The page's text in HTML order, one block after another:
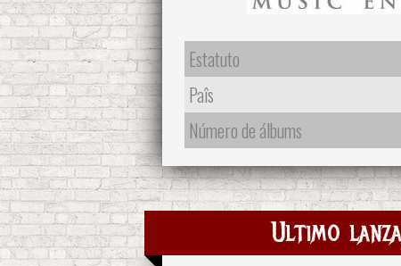
Estatuto
Paîs
Número de álbums
Ultimo